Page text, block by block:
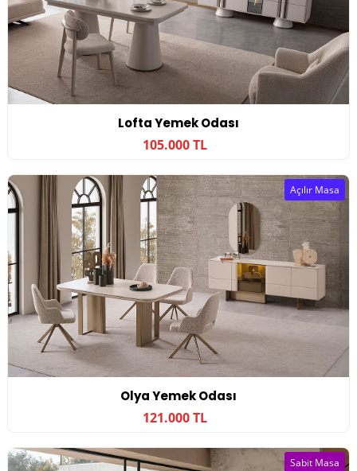
Lofta Yemek Odası
105.000 TL
Olya Yemek Odası
121.000 TL
Açılır Masa
Sabit Masa